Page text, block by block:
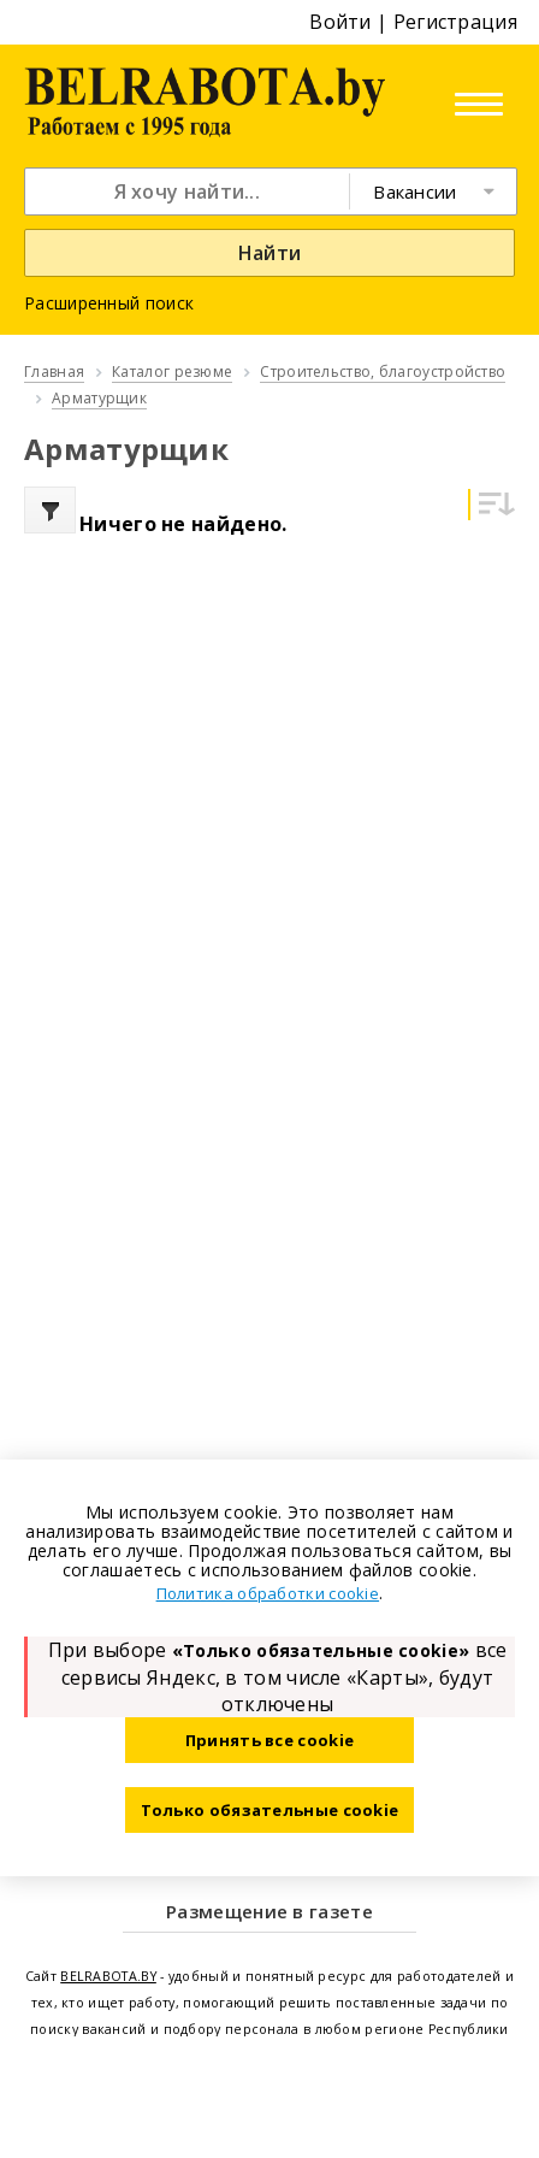
Войти | Регистрация
Вакансии
Найти
Расширенный поиск
Главная Каталог резюме
Строительство, благоустройство
Арматурщик
Арматурщик
Ничего не найдено.
Размещение в газете
Сайт BELRABOTA.BY- удобный и понятный ресурс для работодателей и
тех, кто ищет работу, помогающий решить поставленные задачи по
поиску вакансий и подбору персонала в любом регионе Республики
Мы используем cookie. Это позволяет нам
анализировать взаимодействие посетителей с сайтом и
делать его лучше. Продолжая пользоваться сайтом, вы
соглашаетесь с использованием файлов cookie.
Политика обработки cookie.
При выборе «Только обязательные cookie» все
сервисы Яндекс, в том числе «Карты», будут
отключены
Принять все cookie
Только обязательные cookie